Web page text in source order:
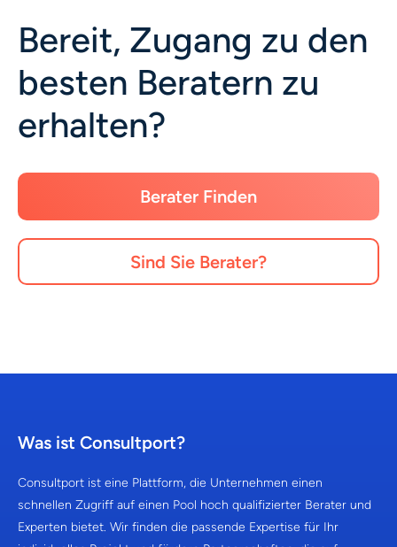
Bereit, Zugang zu den
besten Beratern zu
erhalten?
Berater Finden
Sind Sie Berater?
Was ist Consultport?
Consultport ist eine Plattform, die Unternehmen einen
schnellen Zugriff auf einen Pool hoch qualifizierter Berater und
Experten bietet. Wir finden die passende Expertise für Ihr